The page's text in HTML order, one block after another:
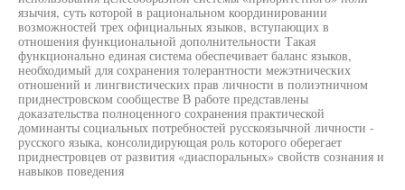
язычия, суть которой в рациональном координировании
возможностей трех официальных языков, вступающих в
отношения функциональной дополнительности Такая
функционально единая система обеспечивает баланс языков,
необходимый для сохранения толерантности межэтнических
отношений и лингвистических прав личности в полиэтничном
приднестровском сообществе В работе представлены
доказательства полноценного сохранения практической
доминанты социальных потребностей русскоязычной личности -
русского языка, консолидирующая роль которого оберегает
приднестровцев от развития «диаспоральных» свойств сознания и
навыков поведения